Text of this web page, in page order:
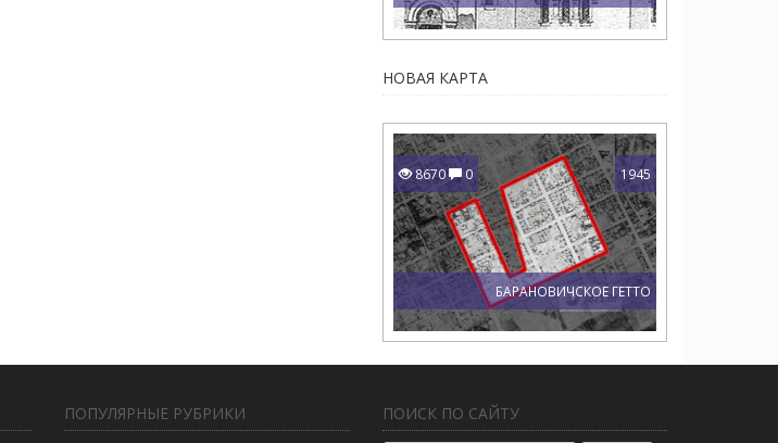
НОВАЯ КАРТА
1945
8670 0
БАРАНОВИЧСКОЕ ГЕТТО
ПОПУЛЯРНЫЕ РУБРИКИ ПОИСК ПО САЙТУ